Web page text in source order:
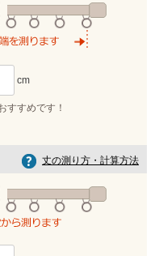
すすめです！
丈の測り方・計算方法